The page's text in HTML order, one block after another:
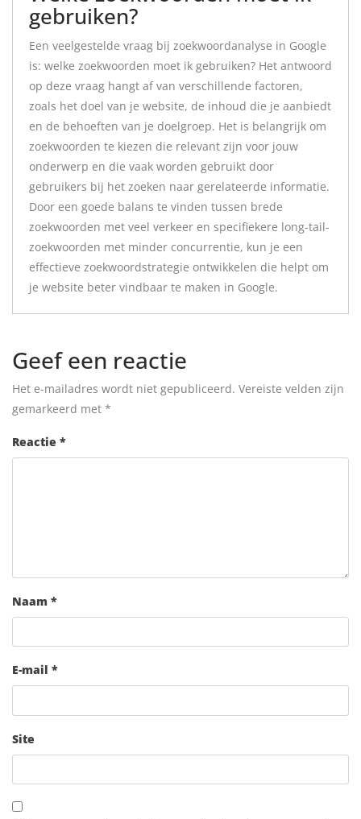
gebruiken?
Een veelgestelde vraag bij zoekwoordanalyse in Google
is: welke zoekwoorden moet ik gebruiken? Het antwoord
op deze vraag hangt af van verschillende factoren,
zoals het doel van je website, de inhoud die je aanbiedt
en de behoeften van je doelgroep. Het is belangrijk om
zoekwoorden te kiezen die relevant zijn voor jouw
onderwerp en die vaak worden gebruikt door
gebruikers bij het zoeken naar gerelateerde informatie.
Door een goede balans te vinden tussen brede
zoekwoorden met veel verkeer en specifiekere long-tail-
zoekwoorden met minder concurrentie, kun je een
effectieve zoekwoordstrategie ontwikkelen die helpt om
je website beter vindbaar te maken in Google.
Geef een reactie
Het e-mailadres wordt niet gepubliceerd. Vereiste velden zijn
gemarkeerd met *
Reactie *
Naam *
E-mail *
Site